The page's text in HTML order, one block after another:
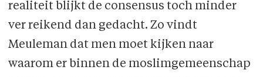
realiteit blijkt de consensus toch minder
ver reikend dan gedacht. Zo vindt
Meuleman dat men moet kijken naar
waarom er binnen de moslimgemeenschap